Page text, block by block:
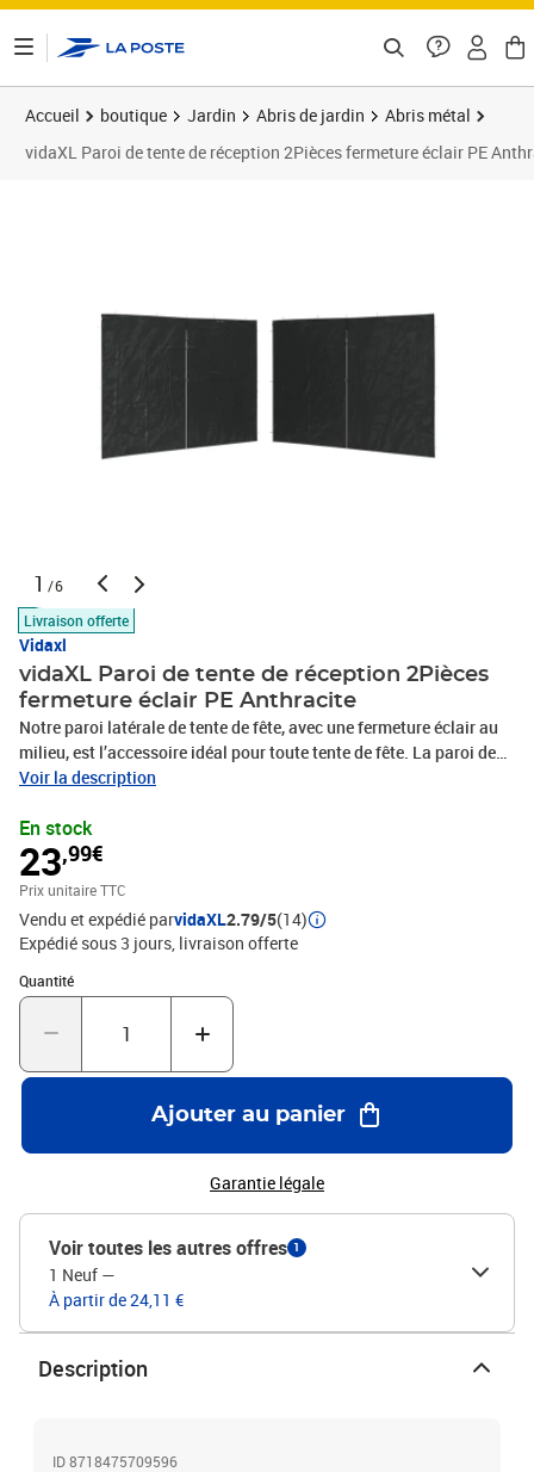
Accueil boutique Jardin Abris de jardin
Abris métal
vidaXL Paroi de tente de réception 2Pièces fermeture éclair PE
1 /6
Livraison offerte
Vidaxl
vidaXL Paroi de tente de réception 2Pièces
fermeture éclair PE Anthracite
Notre paroi latérale de tente de fête, avec une fermeture éclair au
milieu, est l’accessoire idéal pour toute tente de fête. La paroi de
chapiteau de jardin est fabriquée en PE résistant aux UV et à l'eau
Les attaches à crochet et à boucle incluses rendent nos parois de
la tente faciles à installer et assurent une fixation stable. La
livraison inclut 2 panneaux de tente en PE. Veuillez noter que nous
recommandons de traiter la paroi latérale avec un spray
imperméabilisant si la tente est soumise à des fortes
pluies.Couleur : anthraciteMatériau : 100 % PEDimensions : 300 x
195 cm (L x H)Résistance aux UV et à l'eauAvec des fermetures
autoaggripantesAvec une fermeture éclairLa livraison comprend 2
pièces
Voir la description
En stock
23,99€
Prix unitaire TTC
Vendu et expédié parvidaXL2.79/5(14)
Expédié sous 3 jours livraison offerte
Quantité
Quantité : 1
Ajouter au panier
Garantie légale
Voir toutes les autres offres 1
1 Neuf —
À partir de 24,11 €
Description
ID 8718475709596